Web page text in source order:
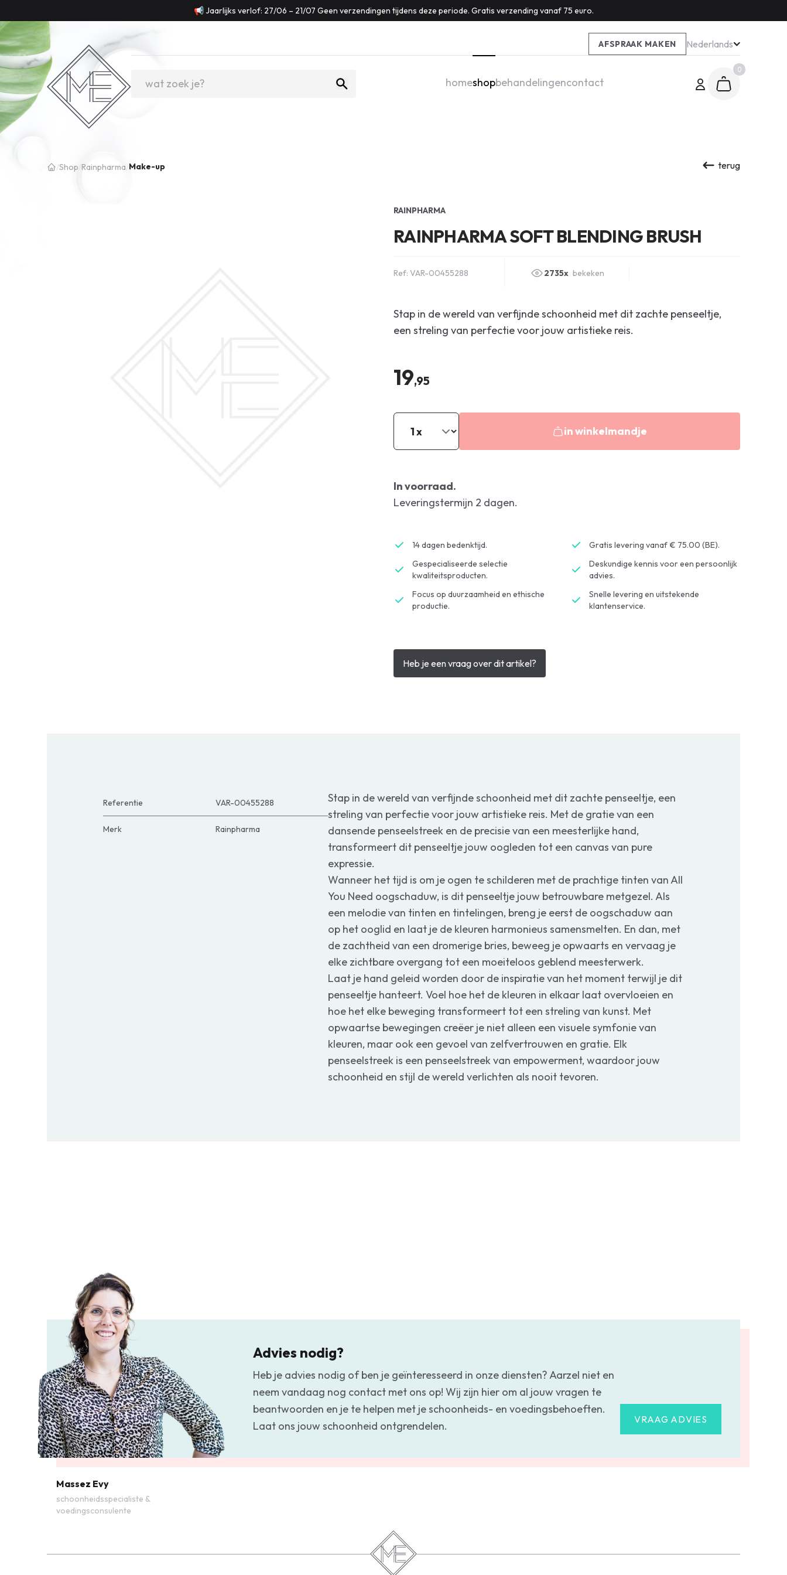
📢 Jaarlijks verlof: 27/06 – 21/07 Geen verzendingen tijdens deze periode. Gratis verzending vanaf 75 euro.
AFSPRAAK MAKEN Nederlands
homeshopbehandelingencontact
0
/Shop Rainpharma /Make-up terug
RAINPHARMA
RAINPHARMA SOFT BLENDING BRUSH
Ref: VAR-00455288 2735x bekeken
Stap in de wereld van verfijnde schoonheid met dit zachte penseeltje,
een streling van perfectie voor jouw artistieke reis.
19,95
in winkelmandje
In voorraad.
Leveringstermijn 2 dagen.
14 dagen bedenktijd.
Gratis levering vanaf € 75.00 (BE).
Gespecialiseerde selectie
kwaliteitsproducten.
Deskundige kennis voor een persoonlijk
advies.
Focus op duurzaamheid en ethische
productie.
Snelle levering en uitstekende
klantenservice.
Heb je een vraag over dit artikel?
Referentie VAR-00455288
Merk Rainpharma
Stap in de wereld van verfijnde schoonheid met dit zachte penseeltje, een
streling van perfectie voor jouw artistieke reis. Met de gratie van een
dansende penseelstreek en de precisie van een meesterlijke hand,
transformeert dit penseeltje jouw oogleden tot een canvas van pure
expressie.
Wanneer het tijd is om je ogen te schilderen met de prachtige tinten van All
You Need oogschaduw, is dit penseeltje jouw betrouwbare metgezel. Als
een melodie van tinten en tintelingen, breng je eerst de oogschaduw aan
op het ooglid en laat je de kleuren harmonieus samensmelten. En dan, met
de zachtheid van een dromerige bries, beweeg je opwaarts en vervaag je
elke zichtbare overgang tot een moeiteloos geblend meesterwerk.
Laat je hand geleid worden door de inspiratie van het moment terwijl je dit
penseeltje hanteert. Voel hoe het de kleuren in elkaar laat overvloeien en
hoe het elke beweging transformeert tot een streling van kunst. Met
opwaartse bewegingen creëer je niet alleen een visuele symfonie van
kleuren, maar ook een gevoel van zelfvertrouwen en gratie. Elk
penseelstreek is een penseelstreek van empowerment, waardoor jouw
schoonheid en stijl de wereld verlichten als nooit tevoren.
Advies nodig?
Heb je advies nodig of ben je geïnteresseerd in onze diensten? Aarzel niet en
neem vandaag nog contact met ons op! Wij zijn hier om al jouw vragen te
beantwoorden en je te helpen met je schoonheids- en voedingsbehoeften.
Laat ons jouw schoonheid ontgrendelen.
VRAAG ADVIES
Massez Evy
schoonheidsspecialiste &
voedingsconsulente